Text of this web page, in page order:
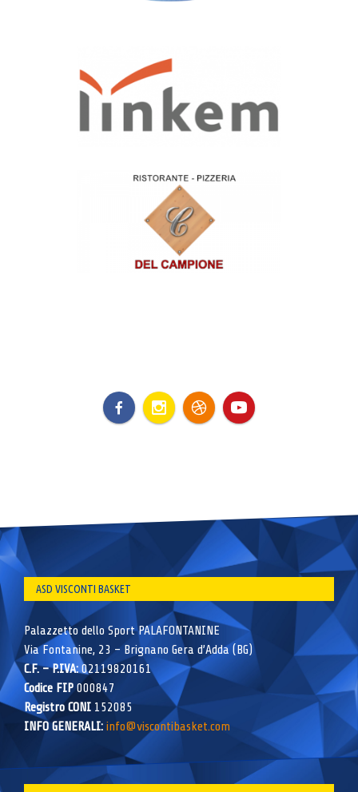
ASD VISCONTI BASKET
Palazzetto dello Sport PALAFONTANINE
Via Fontanine, 23 – Brignano Gera d’Adda (BG)
C.F. – P.IVA:02119820161
Codice FIP000847
Registro CONI 152085
INFO GENERALI: info@viscontibasket.com